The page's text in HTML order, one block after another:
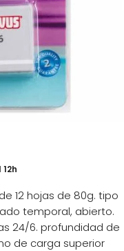
12 hojas de 80g. tipo
temporal, abierto.
24/6. profundidad de
de carga superior